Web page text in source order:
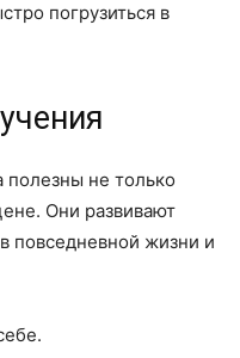
погрузиться в
полезны не только
Они развивают
повседневной жизни и